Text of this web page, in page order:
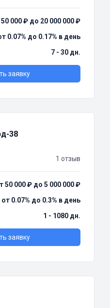
50 000 ₽ до 20 000 000 ₽
0.07% до 0.17% в день
7 - 30 дн.
заявку
38
1 отзыв
50 000 ₽ до 5 000 000 ₽
от 0.07% до 0.3% в день
1 - 1080 дн.
заявку